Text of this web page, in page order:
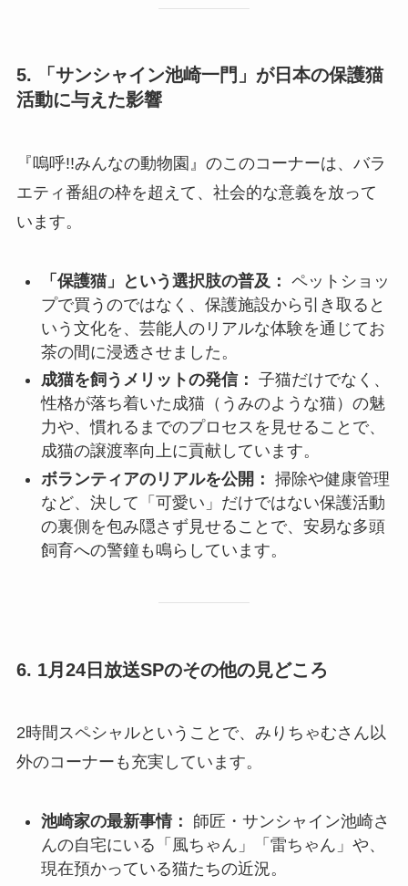
5. 「サンシャイン池崎一門」が日本の保護猫
活動に与えた影響
『嗚呼!!みんなの動物園』のこのコーナーは、バラ
エティ番組の枠を超えて、社会的な意義を放って
います。
「保護猫」という選択肢の普及： ペットショッ
プで買うのではなく、保護施設から引き取ると
いう文化を、芸能人のリアルな体験を通じてお
茶の間に浸透させました。
成猫を飼うメリットの発信： 子猫だけでなく、
性格が落ち着いた成猫（うみのような猫）の魅
力や、慣れるまでのプロセスを見せることで、
成猫の譲渡率向上に貢献しています。
ボランティアのリアルを公開： 掃除や健康管理
など、決して「可愛い」だけではない保護活動
の裏側を包み隠さず見せることで、安易な多頭
飼育への警鐘も鳴らしています。
6. 1月24日放送SPのその他の見どころ
2時間スペシャルということで、みりちゃむさん以
外のコーナーも充実しています。
池崎家の最新事情：
師匠・サンシャイン池崎さ
んの自宅にいる「風ちゃん」「雷ちゃん」や、
現在預かっている猫たちの近況。